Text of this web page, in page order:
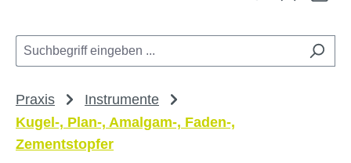
Praxis
Instrumente
Kugel-, Plan-, Amalgam-, Faden-,
Zementstopfer